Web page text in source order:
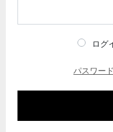
ログ
パスワー